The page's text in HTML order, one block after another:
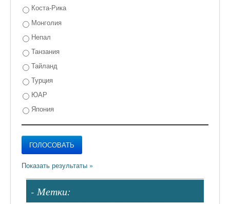
Коста-Рика
Монголия
Непал
Танзания
Тайланд
Турция
ЮАР
Япония
- Метки: